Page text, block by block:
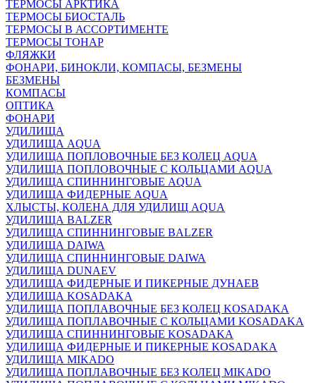
ТЕРМОСЫ АРКТИКА
ТЕРМОСЫ БИОСТАЛЬ
ТЕРМОСЫ В АССОРТИМЕНТЕ
ТЕРМОСЫ ТОНАР
ФЛЯЖКИ
ФОНАРИ, БИНОКЛИ, КОМПАСЫ, БЕЗМЕНЫ
БЕЗМЕНЫ
КОМПАСЫ
ОПТИКА
ФОНАРИ
УДИЛИЩА
УДИЛИЩА AQUA
УДИЛИЩА ПОПЛОВОЧНЫЕ БЕЗ КОЛЕЦ AQUA
УДИЛИЩА ПОПЛОВОЧНЫЕ С КОЛЬЦАМИ AQUA
УДИЛИЩА СПИННИНГОВЫЕ AQUA
УДИЛИЩА ФИДЕРНЫЕ AQUA
ХЛЫСТЫ, КОЛЕНА ДЛЯ УДИЛИЩ AQUA
УДИЛИЩА BALZER
УДИЛИЩА СПИННИНГОВЫЕ BALZER
УДИЛИЩА DAIWA
УДИЛИЩА СПИННИНГОВЫЕ DAIWA
УДИЛИЩА DUNAEV
УДИЛИЩА ФИДЕРНЫЕ И ПИКЕРНЫЕ ДУНАЕВ
УДИЛИЩА KOSADAKA
УДИЛИЩА ПОПЛАВОЧНЫЕ БЕЗ КОЛЕЦ KOSADAKA
УДИЛИЩА ПОПЛАВОЧНЫЕ С КОЛЬЦАМИ KOSADAKA
УДИЛИЩА СПИННИНГОВЫЕ KOSADAKA
УДИЛИЩА ФИДЕРНЫЕ И ПИКЕРНЫЕ KOSADAKA
УДИЛИЩА MIKADO
УДИЛИЩА ПОПЛАВОЧНЫЕ БЕЗ КОЛЕЦ MIKADO